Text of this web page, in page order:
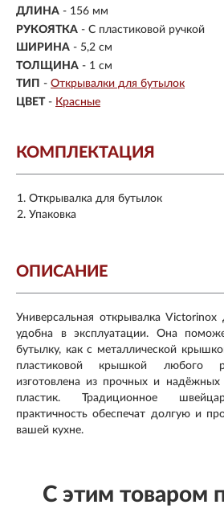
ДЛИНА - 156 мм
РУКОЯТКА - С пластиковой ручкой
ШИРИНА - 5,2 см
ТОЛЩИНА - 1 см
ТИП - Открывалки для бутылок
ЦВЕТ - Красные
КОМПЛЕКТАЦИЯ
Открывалка для бутылок
Упаковка
ОПИСАНИЕ
Универсальная открывалка
удобна в эксплуатации. Она
бутылку, как с металлической
пластиковой крышкой любого
изготовлена из прочных и
пластик. Традиционное
практичность обеспечат долгую и
вашей кухне.
С этим товаром